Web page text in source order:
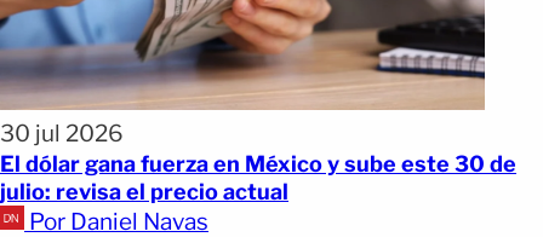
30 jul 2026
El dólar gana fuerza en México y sube este 30 de
julio: revisa el precio actual
Por Daniel Navas